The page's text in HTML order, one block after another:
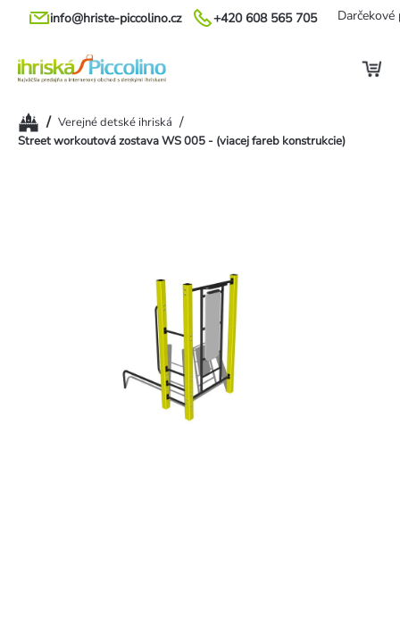
Prejsť
+420 608 565 705
info@hriste-piccolino.cz Darčekové
Domov
/ Verejné detské ihriská /
Street workoutová zostava WS 005 - (viacej fareb konstrukcie)